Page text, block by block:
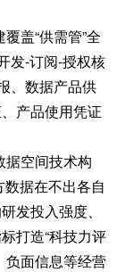
盖“供需管”全
发-订阅-授权核
、数据产品供
产品使用凭证
据空间技术构
数据在不出各自
发投入强度、
打造“科技力评
负面信息等经营